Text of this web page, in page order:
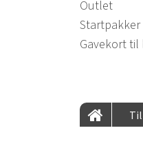
Outlet
Startpakker
Gavekort